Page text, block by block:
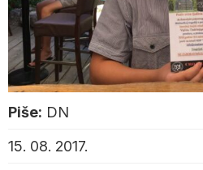
Piše: DN
15. 08. 2017.